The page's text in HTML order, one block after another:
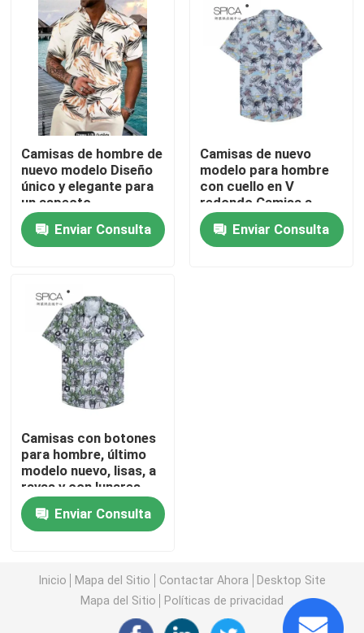
Hogar
Productos
Sobre nosotros
Viaje de la fábrica
Éntrenos en contacto con
Pida una cita
Ropa de moda usada
Ropa Infantil Primaria
Camisas de hombre de
nuevo modelo Diseño
único y elegante para
un aspecto
sofisticado
Enviar Consulta
Camisas de nuevo
modelo para hombre
con cuello en V
redondo Camisa a
cuadros M L XL XXL
Enviar Consulta
Camisas con botones
para hombre, último
modelo nuevo, lisas, a
rayas y con lunares
Enviar Consulta
Inicio Mapa del Sitio Contactar Ahora
Desktop Site
Mapa del Sitio
Políticas de privacidad